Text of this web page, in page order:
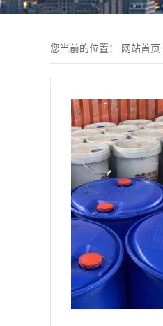
您当前的位置： 网站首页